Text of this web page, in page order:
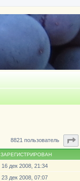
8821 пользователь
ЗАРЕГИСТРИРОВАН
16 дек 2008, 21:34
23 дек 2008, 07:07